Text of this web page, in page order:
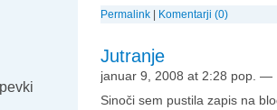
Permalink Komentarji (0)
Jutranje
januar 9, 2008 at 2:28 pop. —
Sinoči sem pustila zapis na